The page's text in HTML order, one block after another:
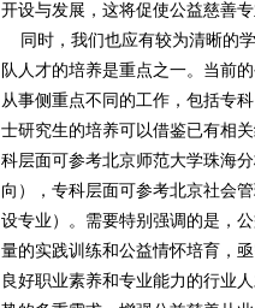
开设与发展，这将促使公益慈善专
同时，我们也应有较为清晰的
队人才的培养是重点之一。当前
从事侧重点不同的工作，包括专
士研究生的培养可以借鉴已有相
科层面可参考北京师范大学珠海
向），专科层面可参考北京社会
设专业）。需要特别强调的是，
量的实践训练和公益情怀培育，
良好职业素养和专业能力的行业